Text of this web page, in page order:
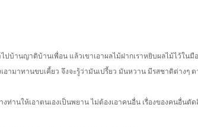
ปบ้านญาติบ้านเพื่อน แล้วเขาเอาผลไม้ฝากเราหยิบผลไม้ไว้ใน
เอามาทานขบเคี้ยว จึงจะรู้ว่ามันเปรี้ยว มันหวาน มีรสชาติต่างๆ
ท่านให้เอาตนเองเป็นพยาน ไม่ต้องเอาคนอื่น เรื่องของคนอื่นตั